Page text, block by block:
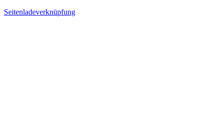
Seitenladeverknüpfung